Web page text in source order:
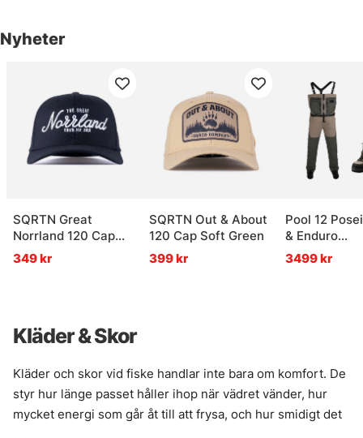
Nyheter
SQRTN Great
Norrland 120 Cap
Black
349 kr
SQRTN Out & About
120 Cap Soft Green
399 kr
Pool 12
& Enduro
Vadarpaket
3499 kr
Kläder & Skor
Kläder och skor vid fiske handlar inte bara om komfort. De
styr hur länge passet håller ihop när vädret vänder, hur
mycket energi som går åt till att frysa, och hur smidigt det